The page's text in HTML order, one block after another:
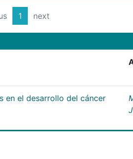
1 next
en el desarrollo del cáncer